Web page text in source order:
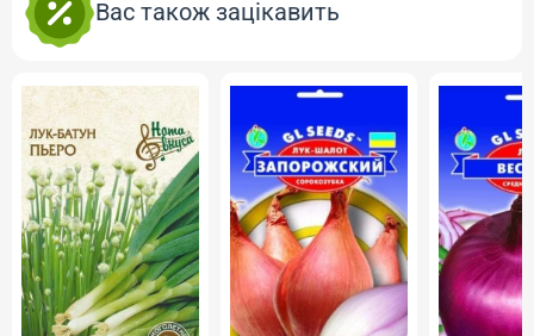
Вас також зацікавить